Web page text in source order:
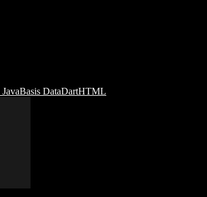
Basis DataDartHTML